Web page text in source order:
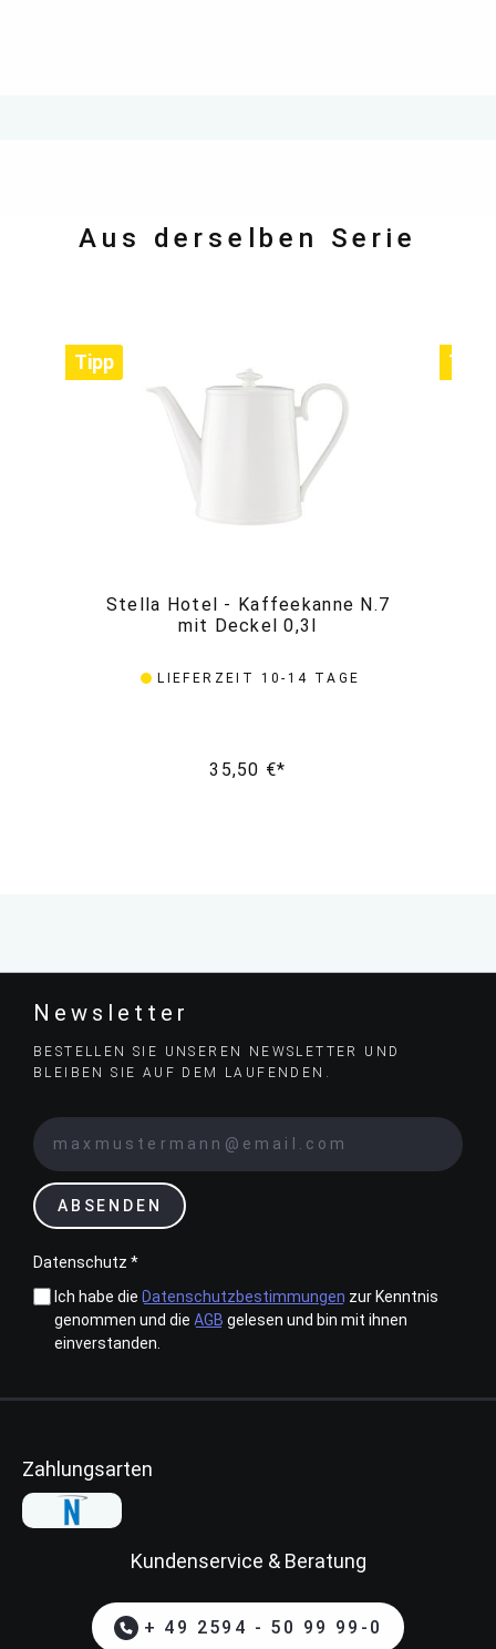
Aus derselben Serie
Tipp
Stella Hotel - Kaffeekanne N.7
mit Deckel 0,3l
LIEFERZEIT 10-14 TAGE
35,50 €*
Tipp
Newsletter
BESTELLEN SIE UNSEREN NEWSLETTER UND
BLEIBEN SIE AUF DEM LAUFENDEN.
ABSENDEN
Datenschutz *
Ich habe die Datenschutzbestimmungen zur Kenntnis
genommen und die AGB gelesen und bin mit ihnen
einverstanden.
Zahlungsarten
Kundenservice & Beratung
+ 49 2594 - 50 99 99-0